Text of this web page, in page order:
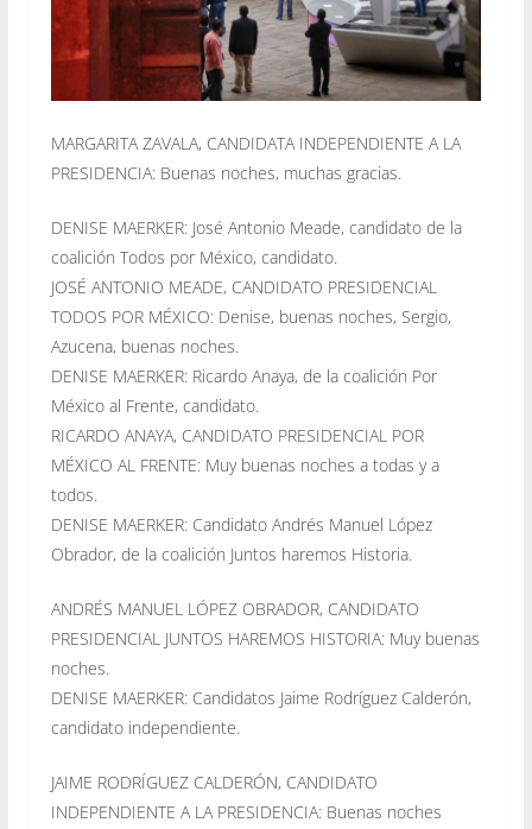
MARGARITA ZAVALA, CANDIDATA INDEPENDIENTE A LA
PRESIDENCIA: Buenas noches, muchas gracias.
DENISE MAERKER: José Antonio Meade, candidato de la
coalición Todos por México, candidato.
JOSÉ ANTONIO MEADE, CANDIDATO PRESIDENCIAL
TODOS POR MÉXICO: Denise, buenas noches, Sergio,
Azucena, buenas noches.
DENISE MAERKER: Ricardo Anaya, de la coalición Por
México al Frente, candidato.
RICARDO ANAYA, CANDIDATO PRESIDENCIAL POR
MÉXICO AL FRENTE: Muy buenas noches a todas y a
todos.
DENISE MAERKER: Candidato Andrés Manuel López
Obrador, de la coalición Juntos haremos Historia.
ANDRÉS MANUEL LÓPEZ OBRADOR, CANDIDATO
PRESIDENCIAL JUNTOS HAREMOS HISTORIA: Muy buenas
noches.
DENISE MAERKER: Candidatos Jaime Rodríguez Calderón,
candidato independiente.
JAIME RODRÍGUEZ CALDERÓN, CANDIDATO
INDEPENDIENTE A LA PRESIDENCIA: Buenas noches